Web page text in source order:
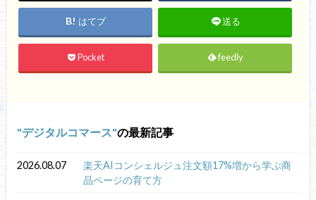
はてブ 送る
Pocket feedly
デジタルコマース の最新記事
2026.08.07
楽天AIコンシェルジュ注文額17%増から学ぶ商
品ページの育て方